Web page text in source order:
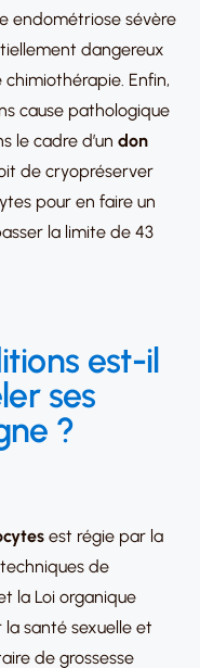
endométriose sévère
dangereux
chimiothérapie. Enfin,
cause pathologique
le cadre d’un don
de cryopréserver
pour en faire un
la limite de 43
est-il
ses
?
est régie par la
de
la Loi organique
la santé sexuelle et
de grossesse